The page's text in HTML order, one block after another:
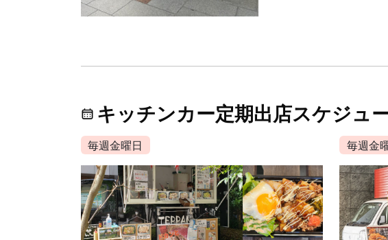
キッチンカー定期出店スケジュ
毎週金曜日 毎週金